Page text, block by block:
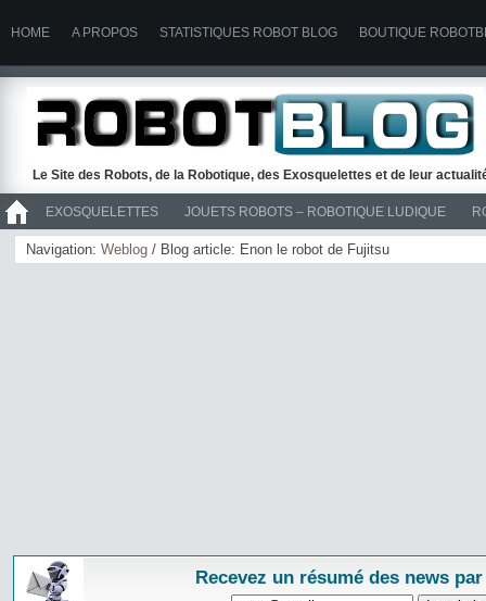
HOME A PROPOS STATISTIQUES ROBOT BLOG BOUTIQUE
Le Site des Robots, de la Robotique, des Exosquelettes et de leur
EXOSQUELETTES JOUETS ROBOTS – ROBOTIQUE LUDIQUE
>> ROBOTS
Navigation: Weblog / Blog article: Enon le robot de Fujitsu
Recevez un résumé des news